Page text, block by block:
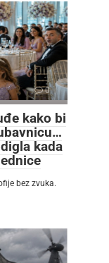
0
kako bi
kada
bez zvuka.